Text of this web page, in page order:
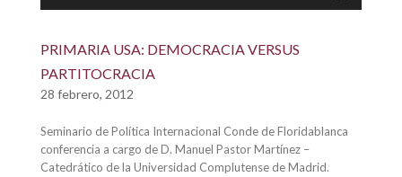
PRIMARIA USA: DEMOCRACIA VERSUS
PARTITOCRACIA
28 febrero, 2012
Seminario de Política Internacional Conde de Floridablanca
conferencia a cargo de D. Manuel Pastor Martínez –
Catedrático de la Universidad Complutense de Madrid.